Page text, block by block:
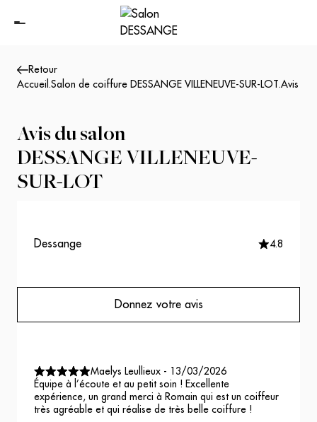
Retour
Accueil .Salon de coiffure DESSANGE VILLENEUVE-SUR-LOT.Avis
Avis du salon
DESSANGE VILLENEUVE-
SUR-LOT
Dessange 4.8
Donnez votre avis
Maelys Leullieux - 13/03/2026
Équipe à l’écoute et au petit soin ! Excellente
expérience, un grand merci à Romain qui est un coiffeur
très agréable et qui réalise de très belle coiffure !